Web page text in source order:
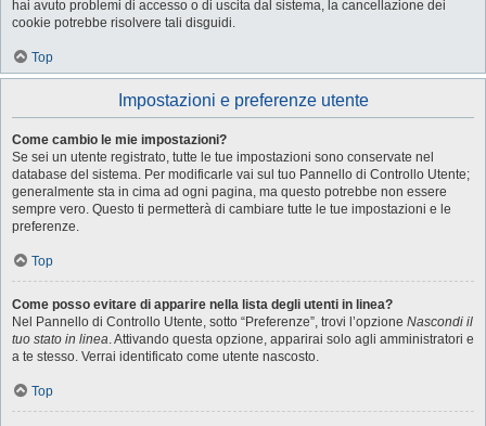
hai avuto problemi di accesso o di uscita dal sistema, la cancellazione dei
cookie potrebbe risolvere tali disguidi.
Top
Impostazioni e preferenze utente
Come cambio le mie impostazioni?
Se sei un utente registrato, tutte le tue impostazioni sono conservate nel
database del sistema. Per modificarle vai sul tuo Pannello di Controllo Utente;
generalmente sta in cima ad ogni pagina, ma questo potrebbe non essere
sempre vero. Questo ti permetterà di cambiare tutte le tue impostazioni e le
preferenze.
Top
Come posso evitare di apparire nella lista degli utenti in linea?
Nel Pannello di Controllo Utente, sotto “Preferenze”, trovi l’opzione Nascondi il
tuo stato in linea. Attivando questa opzione, apparirai solo agli amministratori e
a te stesso. Verrai identificato come utente nascosto.
Top